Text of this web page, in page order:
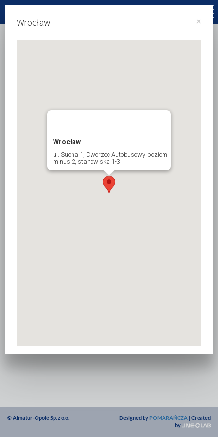
×
Wrocław
Wrocław
ul. Sucha 1, Dworzec Autobusowy, poziom
minus 2, stanowiska 1-3
© Almatur-Opole Sp. z o.o. Designed by POMARAŃCZA | Created
by